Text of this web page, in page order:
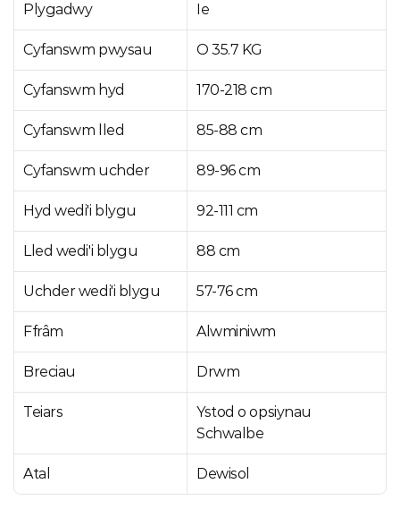
Plygadwy Ie
Cyfanswm pwysau O 35.7 KG
Cyfanswm hyd 170-218 cm
Cyfanswm lled 85-88 cm
Cyfanswm uchder 89-96 cm
Hyd wedi'i blygu 92-111 cm
Lled wedi'i blygu 88 cm
Uchder wedi'i blygu 57-76 cm
Ffrâm Alwminiwm
Breciau Drwm
Teiars
Ystod o opsiynau
Schwalbe
Atal Dewisol